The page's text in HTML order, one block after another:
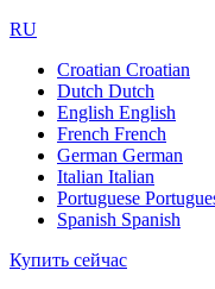
RU
Croatian Croatian
Dutch Dutch
English English
French French
German German
Italian Italian
Portuguese
Spanish Spanish
Купить сейчас